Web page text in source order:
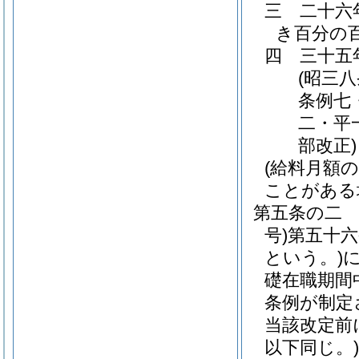
三
二十六
き百分の
四
三十五
(昭三
条例七
二・平
部改正)
(給料月額
ことがあ
第五条の二
号)第五十
という。)
礎在職期間
条例が制
当該改定
以下同じ。)